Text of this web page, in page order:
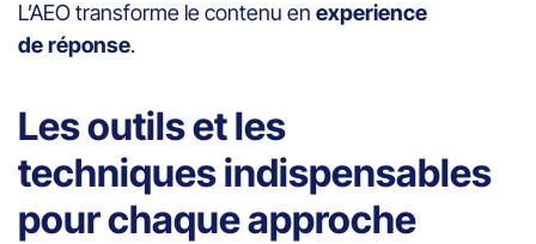
L’AEO transforme le contenu en experience
de réponse.
Les outils et les
techniques indispensables
pour chaque approche